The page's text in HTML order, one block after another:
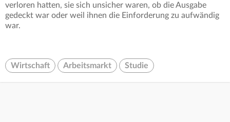
verloren hatten, sie sich unsicher waren, ob die Ausgabe
gedeckt war oder weil ihnen die Einforderung zu aufwändig
war.
Wirtschaft Arbeitsmarkt Studie